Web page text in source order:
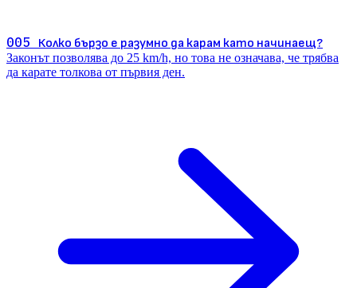
005 Колко бързо е разумно да карам като начинаещ?
Законът позволява до 25 km/h, но това не означава, че трябва
да карате толкова от първия ден.